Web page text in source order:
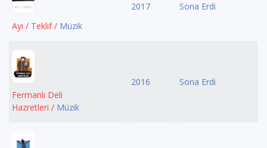
Ayı / Teklif / Müzik
2017 Sona Erdi
Fermanlı Deli
Hazretleri / Müzik
2016 Sona Erdi